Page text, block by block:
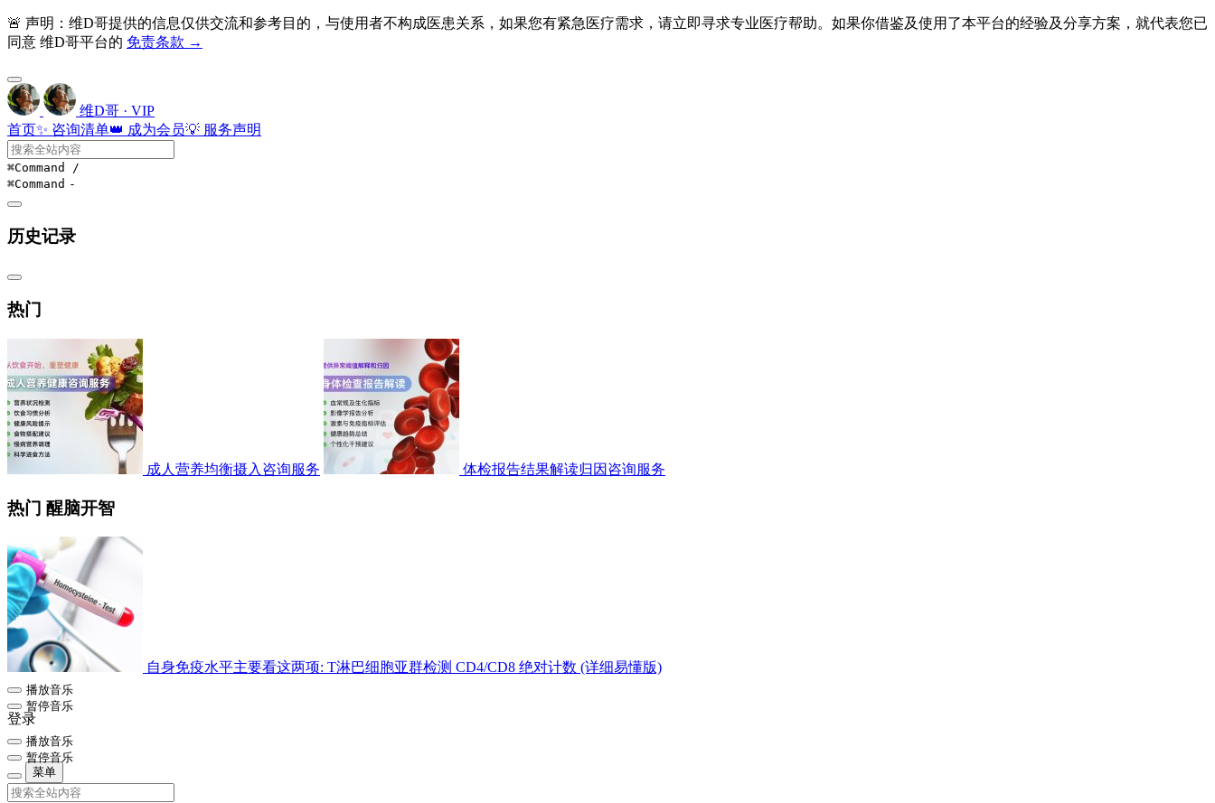
🚨 声明：维D哥提供的信息仅供交流和参考目的，与使用者不构成医患关系，如果您有紧急医疗需求，请立即寻求专业医疗帮助。如果你借鉴及使用了本平台的经验及分享方案，就代表您已
同意 维D哥平台的 免责条款 →
维D哥 · VIP
首页✨ 咨询清单👑 成为会员💡 服务声明
⌘Command /
⌘Command -
历史记录
热门
成人营养均衡摄入咨询服务 体检报告结果解读归因咨询服务
热门 醒脑开智
自身免疫水平主要看这两项: T淋巴细胞亚群检测 CD4/CD8 绝对计数 (详细易懂版)
播放音乐
暂停音乐
登录
播放音乐
暂停音乐
菜单